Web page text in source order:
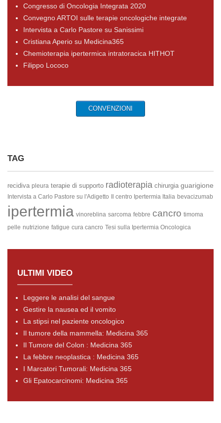
Congresso di Oncologia Integrata 2020
Convegno ARTOI sulle terapie oncologiche integrate
Intervista a Carlo Pastore su Sanissimi
Cristiana Aperio su Medicina365
Chemioterapia ipertermica intratoracica HITHOT
Filippo Lococo
CONVENZIONI
TAG
recidiva pleura terapie di supporto radioterapia chirurgia guarigione
Intervista a Carlo Pastore su l'Adigetto Il centro Ipertermia Italia bevacizumab
ipertermia vinoreblina sarcoma febbre cancro timoma
pelle nutrizione fatigue cura cancro Tesi sulla Ipertermia Oncologica
ULTIMI VIDEO
Leggere le analisi del sangue
Gestire la nausea ed il vomito
La stipsi nel paziente oncologico
Il tumore della mammella: Medicina 365
Il Tumore del Colon : Medicina 365
La febbre neoplastica : Medicina 365
I Marcatori Tumorali: Medicina 365
Gli Epatocarcinomi: Medicina 365